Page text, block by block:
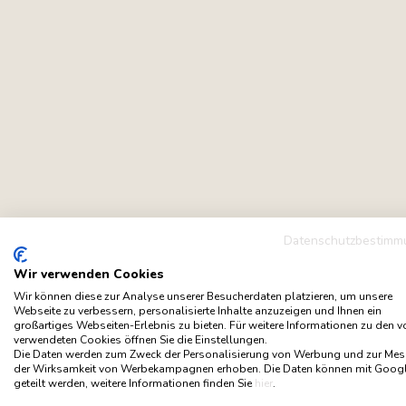
Wir verwenden Cookies
Wir können diese zur Analyse unserer Besucherdaten platzieren, um unsere
Webseite zu verbessern, personalisierte Inhalte anzuzeigen und Ihnen ein
großartiges Webseiten-Erlebnis zu bieten. Für weitere Informationen zu den
verwendeten Cookies öffnen Sie die Einstellungen.
Die Daten werden zum Zweck der Personalisierung von Werbung und zur
der Wirksamkeit von Werbekampagnen erhoben. Die Daten können mit
geteilt werden, weitere Informationen finden Siehier.